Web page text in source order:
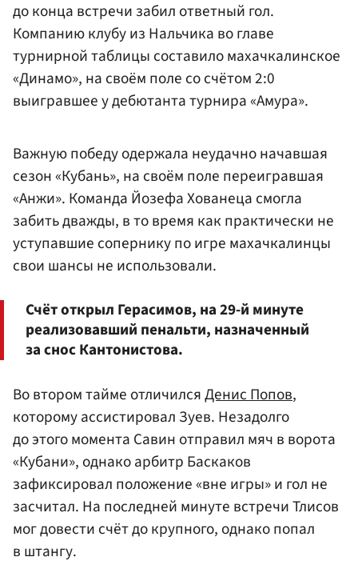
до конца встречи забил ответный гол.
Компанию клубу из Нальчика во главе
турнирной таблицы составило махачкалинское
«Динамо», на своём поле со счётом 2:0
выигравшее у дебютанта турнира «Амура».
Важную победу одержала неудачно начавшая
сезон «Кубань», на своём поле переигравшая
«Анжи». Команда Йозефа Хованеца смогла
забить дважды, в то время как практически не
уступавшие сопернику по игре махачкалинцы
свои шансы не использовали.
Счёт открыл Герасимов, на 29-й минуте
реализовавший пенальти, назначенный
за снос Кантонистова.
Во втором тайме отличилсяДенис Попов,
которому ассистировал Зуев. Незадолго
до этого момента Савин отправил мяч в ворота
«Кубани», однако арбитр Баскаков
зафиксировал положение «вне игры» и гол не
засчитал. На последней минуте встречи Тлисов
мог довести счёт до крупного, однако попал
в штангу.